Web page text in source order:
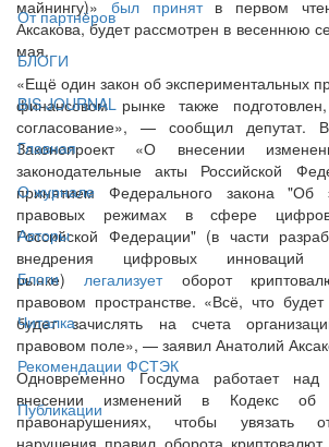
От партнёров
БЛОГИ
BIS JOURNAL
Главная
О журнале
Авторы
Блоги
Читалка
Рекомендации ФСТЭК
Публикации
майнингу)» был принятв первом
Аксакова, будет рассмотрен в весеннюю
мая.
«Ещё один закон об экспериментальных
финансовом рынке также
согласование», — сообщил депутат.
Законопроект «О внесении
законодательные акты Российской
принятием Федерального закона "Об
правовых режимах в сфере
Российской Федерации" (в части
внедрения цифровых
рынке) легализуетоборот
правовом пространстве. «Всё, что
будет зачислять на счета
правовом поле», — заявил Анатолий
Одновременно Госдума работает над
внесении изменений в Кодекс об
правонарушениях, чтобы увязать
нарушения правил оборота